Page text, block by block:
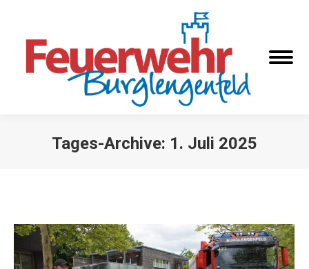
Tages-Archive: 1. Juli 2025